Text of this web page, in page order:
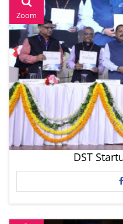
Zoom
DST